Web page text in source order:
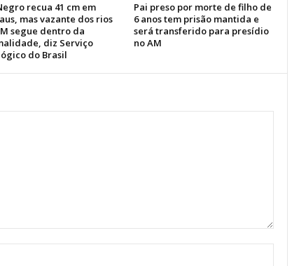
recua 41 cm em
mas vazante dos rios
segue dentro da
diz Serviço
do Brasil
Pai preso por morte de filho de
6 anos tem prisão mantida e
será transferido para presídio
no AM